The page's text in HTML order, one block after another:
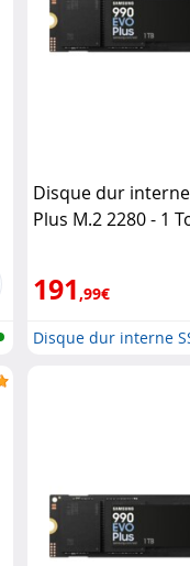
Disque dur interne
Plus M.2 2280 - 1
191,99€
Disque dur interne